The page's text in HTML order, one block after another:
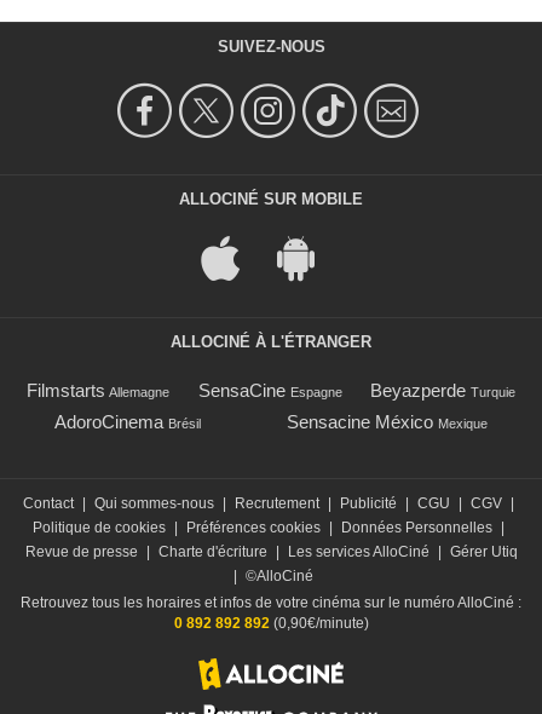
SUIVEZ-NOUS
ALLOCINÉ SUR MOBILE
ALLOCINÉ À L'ÉTRANGER
Filmstarts Allemagne SensaCine Espagne Beyazperde Turquie
AdoroCinema Brésil Sensacine México Mexique
Contact Qui sommes-nous Recrutement Publicité CGU CGV
Politique de cookies
Préférences cookies Données Personnelles
Revue de presse
Charte d'écriture Les services AlloCiné
Gérer Utiq
©AlloCiné
Retrouvez tous les horaires et infos de votre cinéma sur le numéro AlloCiné :
0 892 892 892(0,90€/minute)